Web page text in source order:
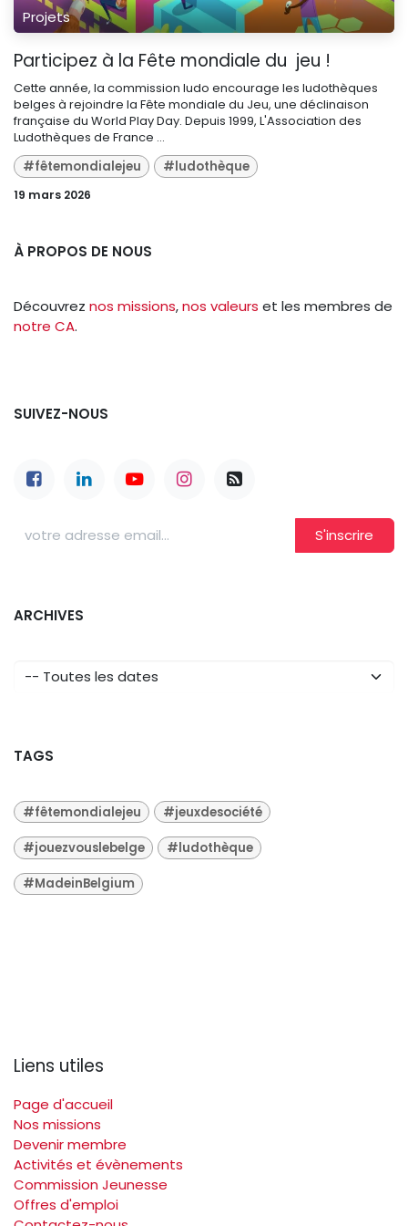
Projets
Participez à la Fête mondiale du jeu !
Cette année, la commission ludo encourage les ludothèques
belges à rejoindre la Fête mondiale du Jeu, une déclinaison
française du World Play Day. Depuis 1999, L'Association des
Ludothèques de France ...
#fêtemondialejeu
#ludothèque
19 mars 2026
À PROPOS DE NOUS
Découvrez nos missions,nos valeurs et les membres de
notre CA.
SUIVEZ-NOUS
S'inscrire
ARCHIVES
TAGS
#fêtemondialejeu #jeuxdesociété
#jouezvouslebelge #ludothèque
#MadeinBelgium
Liens utiles
Page d'accueil
Nos missions
Devenir membre
Activités et évènements
Commission Jeunesse
Offres d'emploi